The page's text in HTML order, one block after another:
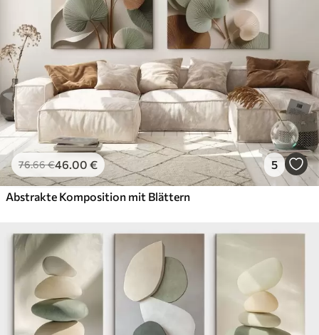
76.66€46.00 € 5
Abstrakte Komposition mit Blättern